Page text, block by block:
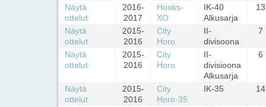
Näytä
ottelut
2016-
2017
Hooks-
XO
IK-40
Alkusarja
13
Näytä
ottelut
2015-
2016
City
Horo
II-
divisoona
7
Näytä
ottelut
2015-
2016
City
Horo
II-
divisioona
Alkusarja
6
Näytä
ottelut
2015-
2016
City
Horo-35
IK-35 14